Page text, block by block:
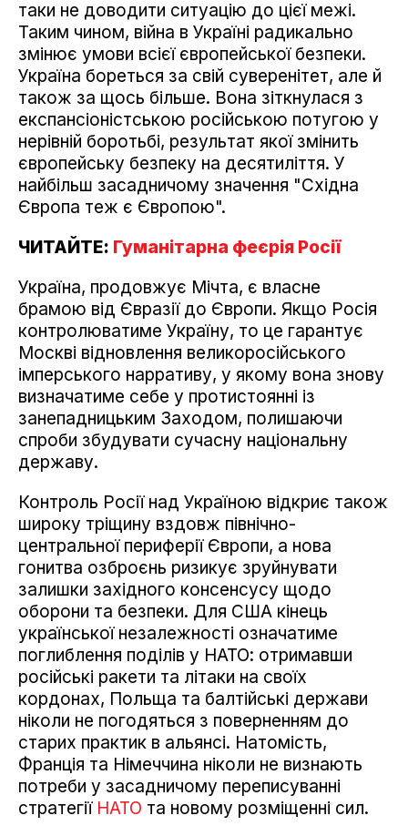
таки не доводити ситуацію до цієї межі.
Таким чином, війна в Україні радикально
змінює умови всієї європейської безпеки.
Україна бореться за свій суверенітет, але й
також за щось більше. Вона зіткнулася з
експансіоністською російською потугою у
нерівній боротьбі, результат якої змінить
європейську безпеку на десятиліття. У
найбільш засадничому значення "Східна
Європа теж є Європою".
ЧИТАЙТЕ: Гуманітарна феєрія Росії
Україна, продовжує Мічта, є власне
брамою від Євразії до Європи. Якщо Росія
контролюватиме Україну, то це гарантує
Москві відновлення великоросійського
імперського нарративу, у якому вона знову
визначатиме себе у протистоянні із
занепадницьким Заходом, полишаючи
спроби збудувати сучасну національну
державу.
Контроль Росії над Україною відкриє також
широку тріщину вздовж північно-
центральної периферії Європи, а нова
гонитва озброєнь ризикує зруйнувати
залишки західного консенсусу щодо
оборони та безпеки. Для США кінець
української незалежності означатиме
поглиблення поділів у НАТО: отримавши
російські ракети та літаки на своїх
кордонах, Польща та балтійські держави
ніколи не погодяться з поверненням до
старих практик в альянсі. Натомість,
Франція та Німеччина ніколи не визнають
потреби у засадничому переписуванні
стратегії НАТО та новому розміщенні сил.